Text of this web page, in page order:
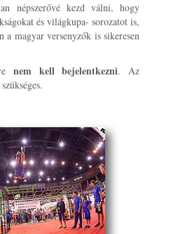
népszerővé kezd válni, hogy
és világkupa- sorozatot is,
magyar versenyzők is sikeresen
nem kell bejelentkezni. Az
szükséges.